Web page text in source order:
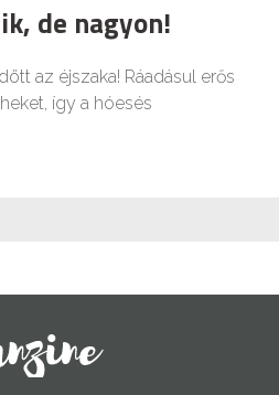
de nagyon!
az éjszaka! Ráadásul erős
így a hóesés